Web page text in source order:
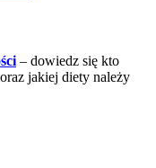
– dowiedz się kto
jakiej diety należy